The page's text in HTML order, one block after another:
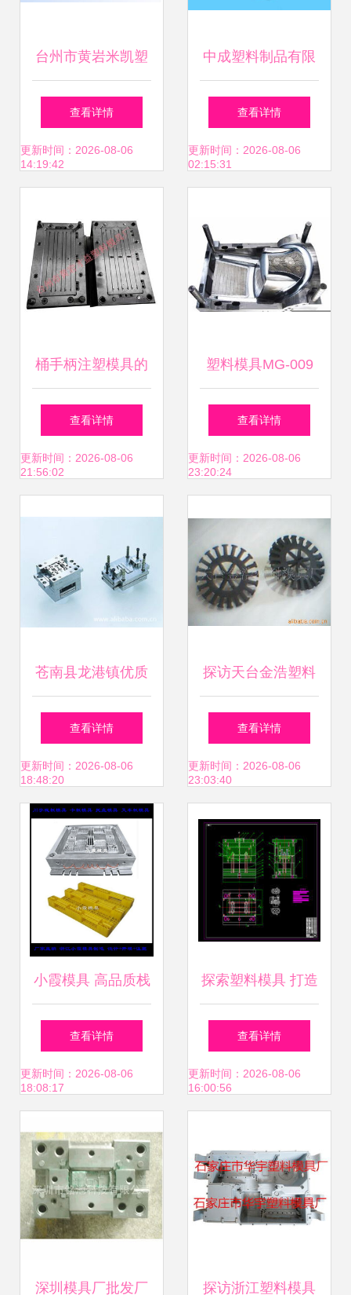
台州市黄岩米凯塑
料模具 匠心智造，
模具产品列表全解
查看详情
更新时间：2026-08-06
14:19:42
中成塑料制品有限
责任公司 精密模具
与高清品质的价值
查看详情
更新时间：2026-08-06
02:15:31
桶手柄注塑模具的
精湛工艺——台州
市黄岩才益塑料模
查看详情
更新时间：2026-08-06
21:56:02
塑料模具MG-009
精密成型的关键技
术与应用
查看详情
更新时间：2026-08-06
23:20:24
苍南县龙港镇优质
模具加工厂——塑
料模具产品详览
查看详情
更新时间：2026-08-06
18:48:20
探访天台金浩塑料
模具厂 匠心锻造精
密模具，助力制造
查看详情
更新时间：2026-08-06
23:03:40
小霞模具 高品质栈
板与塑料模具的专
业之选
查看详情
更新时间：2026-08-06
18:08:17
探索塑料模具 打造
卓越的产品库关键
要素
查看详情
更新时间：2026-08-06
16:00:56
深圳模具厂批发厂 探访浙江塑料模具